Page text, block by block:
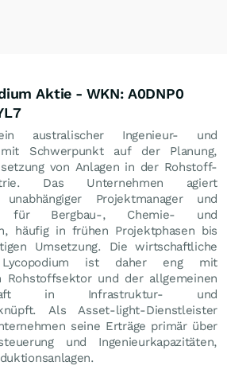
Aktie - WKN: A0DNP0
australischer Ingenieur- und
Schwerpunkt auf der Planung,
von Anlagen in der Rohstoff-
Das Unternehmen agiert
Projektmanager und
für Bergbau-, Chemie- und
häufig in frühen Projektphasen bis
Umsetzung. Die wirtschaftliche
ist daher eng mit
Rohstoffsektor und der allgemeinen
in Infrastruktur- und
Als Asset-light-Dienstleister
seine Erträge primär über
und Ingenieurkapazitäten,